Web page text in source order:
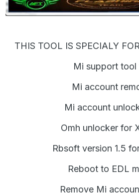
THIS TOOL IS SPECIALY
Mi support
Mi account
Mi account
Omh unlocker for
Rbsoft version 1.5
Reboot to EDL
Remove Mi